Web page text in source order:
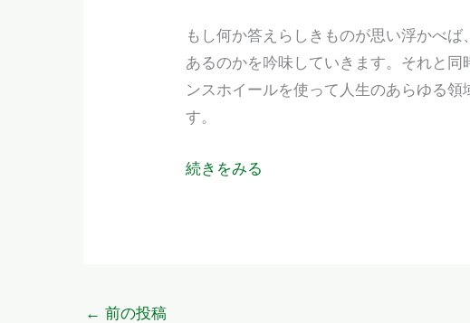
もし何か答えらしきものが思い浮かべ
あるのかを吟味していきます。それと
ンスホイールを使って人生のあらゆる
す。
続きをみる
← 前の投稿